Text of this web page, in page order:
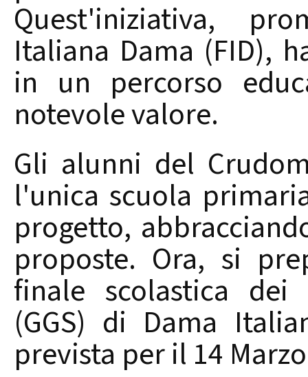
Quest'iniziativa,
Italiana Dama (FID),
in un percorso
notevole valore.
Gli alunni del
l'unica scuola
progetto,
proposte. Ora, si
finale scolastica dei
(GGS) di Dama
prevista per il 14